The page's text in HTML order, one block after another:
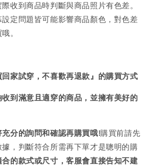
收到商品時判斷與商品照片有色差。
定問題皆可能影響商品顏色，對色差
。
家試穿，不喜歡再退款』的購買方式
到滿意且適穿的商品，並擁有美好的
分的詢問和確認再購買哦!購買前請先
，判斷符合所需再下單才是聰明的購
的款式或尺寸，客服會直接告知不建